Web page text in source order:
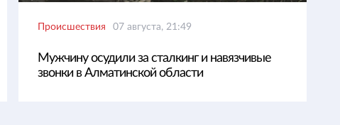
Происшествия 07 августа, 21:49
Мужчину осудили за сталкинг и навязчивые
звонки в Алматинской области